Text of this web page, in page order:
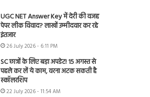
UGC NET Answer Key में देरी की वजह
पेपर लीक विवाद? लाखों उम्मीदवार कर रहे
इंतजार
26 July 2026 - 6:11 PM
SC छात्रों के लिए बड़ा अपडेट! 15 अगस्त से
पहले कर लें ये काम, वरना अटक सकती है
स्कॉलरशिप
22 July 2026 - 11:54 AM